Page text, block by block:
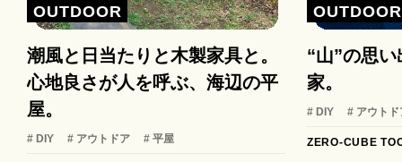
OUTDOOR
潮風と日当たりと木製家具と。
心地良さが人を呼ぶ、海辺の平
屋。
# DIY # アウトドア # 平屋
OUTDOOR
“山”の思
家。
# DIY # アウトド
ZERO-CUBE